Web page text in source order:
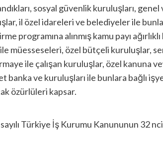
sosyal güvenlik kuruluşları,
il özel idareleri ve belediyeler ile
programına alınmış kamu payı
müesseseleri, özel bütçeli kuruluşlar,
ile çalışan kuruluşlar, özel kanuna
banka ve kuruluşları ile bunlara bağlı
özürlüleri kapsar.
Türkiye İş Kurumu Kanununun 32